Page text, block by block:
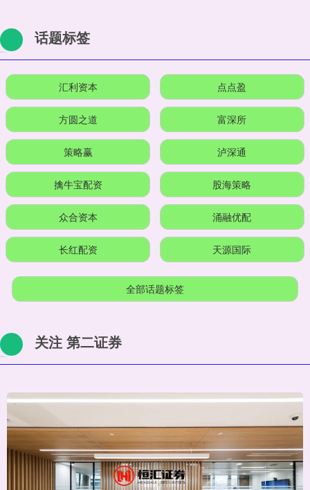
话题标签
汇利资本 点点盈
方圆之道 富深所
策略赢 泸深通
擒牛宝配资 股海策略
众合资本 涌融优配
长红配资 天源国际
全部话题标签
关注 第二证券